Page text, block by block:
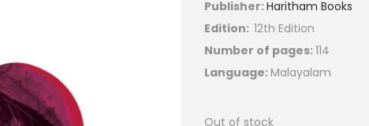
Publisher:Haritham Books
Edition: 12th Edition
Number of pages:114
Language: Malayalam
Out of stock